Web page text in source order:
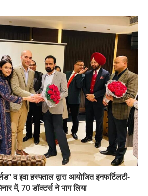
व इवा हस्पताल द्वारा आयोजित इनफर्टिलटी-
में, 70 डॉक्टर्स ने भाग लिया